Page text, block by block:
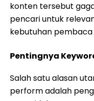
konten tersebut
pencari untuk
kebutuhan pembaca
Pentingnya
Salah satu alasan
perform adalah